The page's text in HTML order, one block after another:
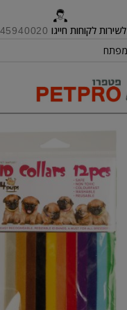
לשירות לקוחות חייגו